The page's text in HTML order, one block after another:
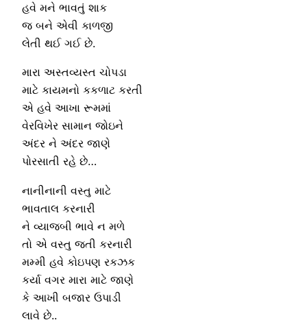
હવે મને ભાવતું શાક
જ બને એવી કાળજી
લેતી થઈ ગઈ છે.
મારા અસ્તવ્યસ્ત ચોપડા
માટે કાયમનો કકળાટ કરતી
એ હવે આખા રૂમમાં
વેરવિખેર સામાન જોઇને
અંદર ને અંદર જાણે
પોરસાતી રહે છે…
નાનીનાની વસ્તુ માટે
ભાવતાલ કરનારી
ને વ્યાજબી ભાવે ન મળે
તો એ વસ્તુ જતી કરનારી
મમ્મી હવે કોઇપણ રકઝક
કર્યા વગર મારા માટે જાણે
કે આખી બજાર ઉપાડી
લાવે છે..